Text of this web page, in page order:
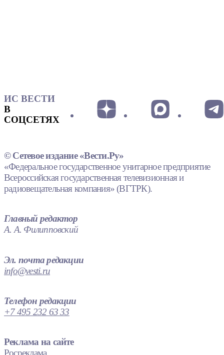
ИС ВЕСТИ
В
СОЦСЕТЯХ
© Сетевое издание «Вести.Ру»
«Федеральное государственное унитарное предприятие
Всероссийская государственная телевизионная и
радиовещательная компания» (ВГТРК).
Главный редактор
А. А. Филипповский
Эл. почта редакции
info@vesti.ru
Телефон редакции
+7 495 232 63 33
Реклама на сайте